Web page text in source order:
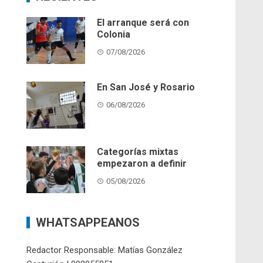
El arranque será con
Colonia
07/08/2026
En San José y Rosario
06/08/2026
Categorías mixtas
empezaron a definir
05/08/2026
WHATSAPPEANOS
Redactor Responsable: Matías González